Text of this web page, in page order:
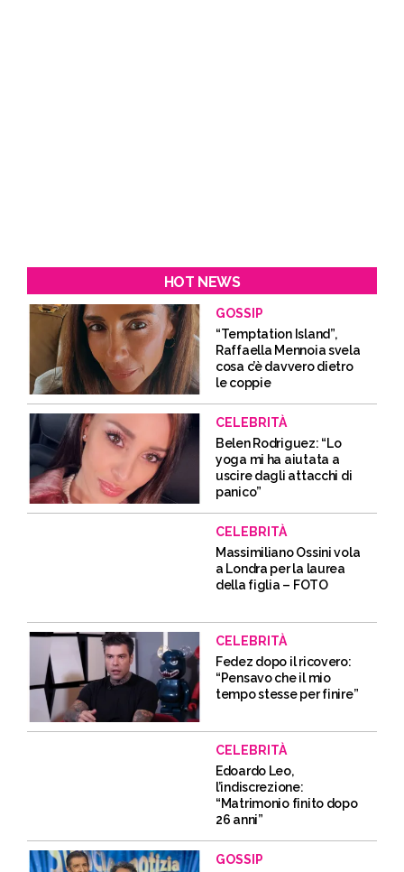
HOT NEWS
GOSSIP
“Temptation Island”,
Raffaella Mennoia svela
cosa c’è davvero dietro
le coppie
CELEBRITÀ
Belen Rodriguez: “Lo
yoga mi ha aiutata a
uscire dagli attacchi di
panico”
CELEBRITÀ
Massimiliano Ossini vola
a Londra per la laurea
della figlia – FOTO
CELEBRITÀ
Fedez dopo il ricovero:
“Pensavo che il mio
tempo stesse per finire”
CELEBRITÀ
Edoardo Leo,
l’indiscrezione:
“Matrimonio finito dopo
26 anni”
GOSSIP